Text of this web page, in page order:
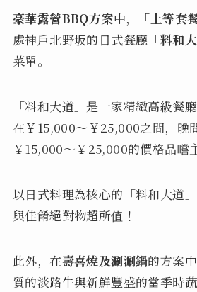
豪華露營BBQ方案中， 「上等套餐
處神戶北野坂的日式餐廳 「料和
菜單。
「料和大道」是一家精緻高級餐
在￥15,000～￥25,000之間，晚
￥15,000～￥25,000的價格品嚐
以日式料理為核心的「料和大道
與佳餚絕對物超所值！
此外，在壽喜燒及涮涮鍋的方案
質的淡路牛與新鮮豐盛的當季時